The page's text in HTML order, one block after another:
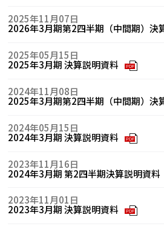
2025年11月07日
2026年3月期第2四半期（中間期）決
2025年05月15日
2025年3月期 決算説明資料 PDF
2024年11月08日
2025年3月期第2四半期（中間期）決
2024年05月15日
2024年3月期 決算説明資料 PDF
2023年11月16日
2024年3月期 第2四半期決算説明資料
2023年11月01日
2023年3月期 決算説明資料 PDF